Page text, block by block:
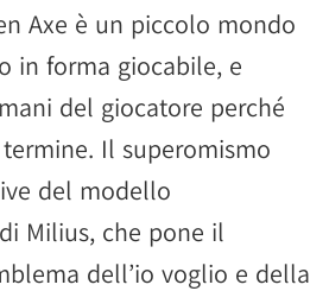
Axe è un piccolo mondo
in forma giocabile, e
del giocatore perché
Il superomismo
del modello
Milius, che pone il
dell’io voglio e della